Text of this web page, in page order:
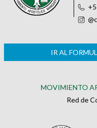
IR AL
MOVIMIENTO
Red de